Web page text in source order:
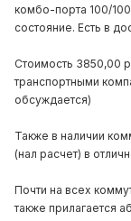
комбо-порта 100/
состояние. Есть в
Стоимость 3850,00
транспортными
обсуждается)
Также в наличии
(нал расчет) в
Почти на всех
также прилагается